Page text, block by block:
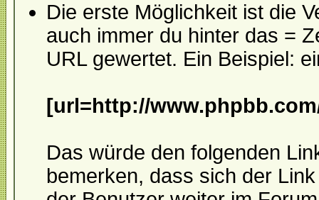
Die erste Möglichkeit ist die
auch immer du hinter das =
URL gewertet. Ein Beispiel:
[url=http://
Das würde den folgenden
bemerken, dass sich der